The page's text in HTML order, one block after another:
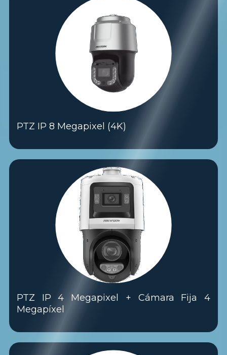
PTZ IP 8 Megapixel (4K)
PTZ IP 4 Megapixel + Cámara Fija 4
Megapíxel